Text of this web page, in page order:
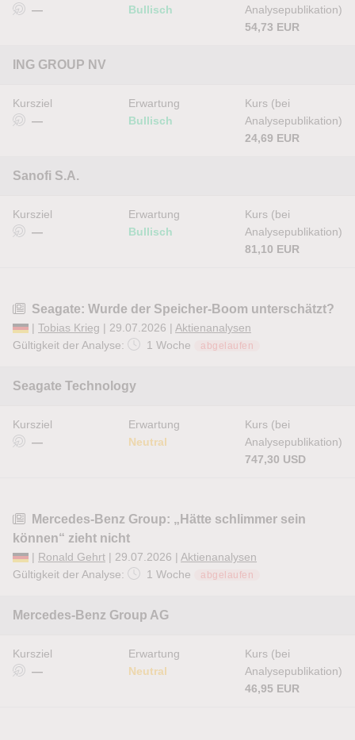
—
Bullisch
Analysepublikation)
54,73 EUR
ING GROUP NV
Kursziel
—
Erwartung
Bullisch
Kurs (bei
Analysepublikation)
24,69 EUR
Sanofi S.A.
Kursziel
—
Erwartung
Bullisch
Kurs (bei
Analysepublikation)
81,10 EUR
Seagate: Wurde der Speicher-Boom unterschätzt?
| Tobias Krieg | 29.07.2026 | Aktienanalysen
Gültigkeit der Analyse:
1 Woche abgelaufen
Seagate Technology
Kursziel
—
Erwartung
Neutral
Kurs (bei
Analysepublikation)
747,30 USD
Mercedes-Benz Group: „Hätte schlimmer sein
können“ zieht nicht
| Ronald Gehrt | 29.07.2026 | Aktienanalysen
Gültigkeit der Analyse:
1 Woche abgelaufen
Mercedes-Benz Group AG
Kursziel
—
Erwartung
Neutral
Kurs (bei
Analysepublikation)
46,95 EUR